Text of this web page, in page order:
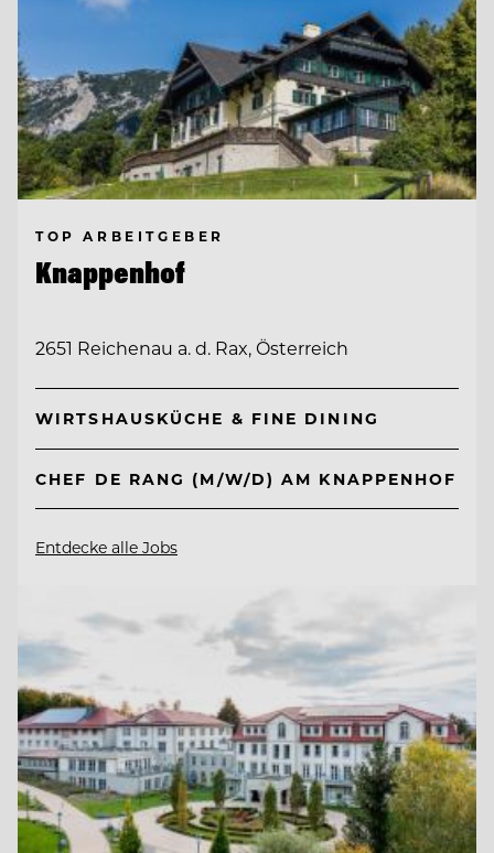
TOP ARBEITGEBER
Knappenhof
2651 Reichenau a. d. Rax, Österreich
WIRTSHAUSKÜCHE & FINE DINING
CHEF DE RANG (M/W/D) AM KNAPPENHOF
Entdecke alle Jobs